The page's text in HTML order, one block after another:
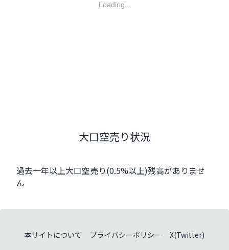
Loading...
大口空売り状況
過去一年以上大口空売り(0.5%以上)残高がありませ
ん
本サイトについて プライバシーポリシー X(Twitter)